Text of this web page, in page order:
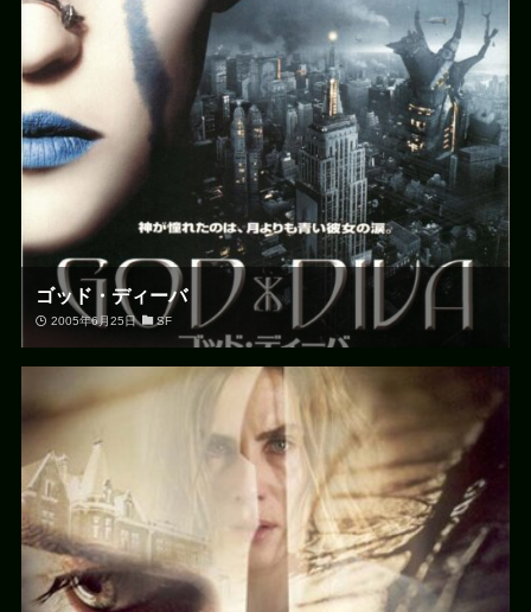
ゴッド・ディーバ
2005年6月25日 SF